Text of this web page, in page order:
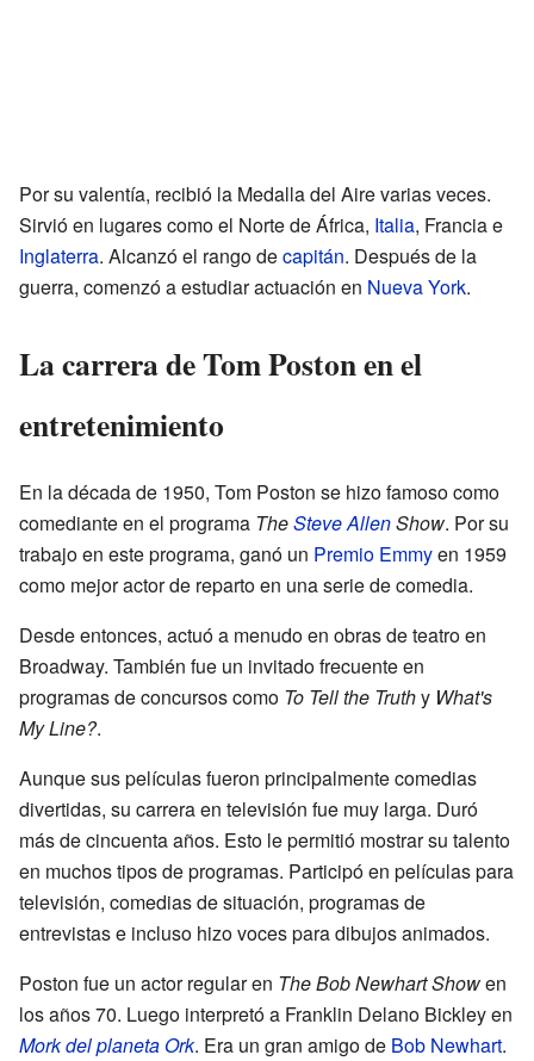
Por su valentía, recibió la Medalla del Aire varias veces.
Sirvió en lugares como el Norte de África, Italia, Francia e
Inglaterra. Alcanzó el rango decapitán. Después de la
guerra, comenzó a estudiar actuación en Nueva York.
La carrera de Tom Poston en el
entretenimiento
En la década de 1950, Tom Poston se hizo famoso como
comediante en el programa TheSteve AllenShow. Por su
trabajo en este programa, ganó un Premio Emmyen 1959
como mejor actor de reparto en una serie de comedia.
Desde entonces, actuó a menudo en obras de teatro en
Broadway. También fue un invitado frecuente en
programas de concursos como To Tell the Truthy What's
My Line?.
Aunque sus películas fueron principalmente comedias
divertidas, su carrera en televisión fue muy larga. Duró
más de cincuenta años. Esto le permitió mostrar su talento
en muchos tipos de programas. Participó en películas para
televisión, comedias de situación, programas de
entrevistas e incluso hizo voces para dibujos animados.
Poston fue un actor regular en The Bob Newhart Showen
los años 70. Luego interpretó a Franklin Delano Bickley en
Mork del planeta Ork. Era un gran amigo de Bob Newhart.